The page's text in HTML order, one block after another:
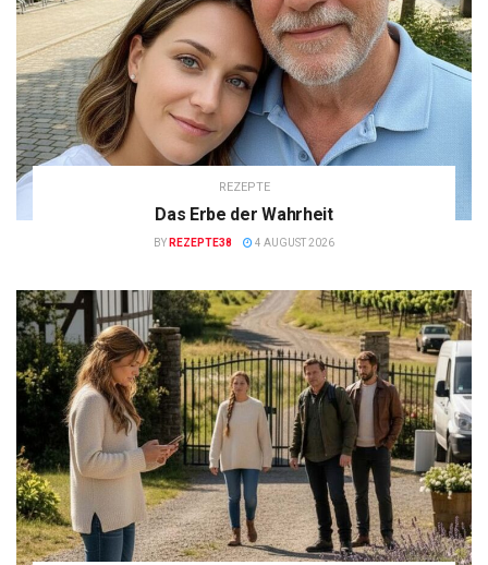
REZEPTE
Das Erbe der Wahrheit
BY REZEPTE38 4 AUGUST 2026